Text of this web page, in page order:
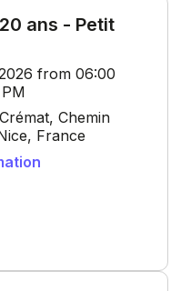
ans - Petit
from 06:00
Chemin
France